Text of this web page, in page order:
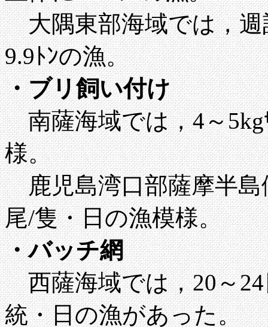
大隅東部海域では，週
9.9ﾄﾝの漁。
・ブリ飼い付け
南薩海域では，4～
様。
鹿児島湾口部薩摩半島
尾/隻・日の漁模様。
・バッチ網
西薩海域では，20～
統・日の漁があった。